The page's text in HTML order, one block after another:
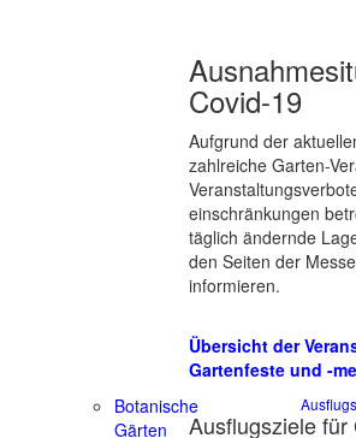
Covid-19
Aufgrund der
zahlreiche Garten-
einschränkungen
täglich ändernde
den Seiten der
informieren.
Übersicht der
Gartenfeste und -
Botanische
Gärten
Ausflugsziele für